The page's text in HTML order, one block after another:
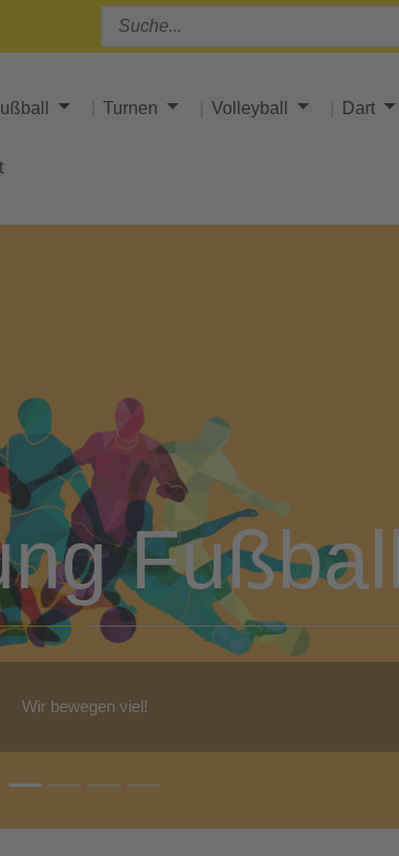
Turnen Volleyball Dart
Turnen
Gymnastik, Walking - für jeden ist etwas dabei!